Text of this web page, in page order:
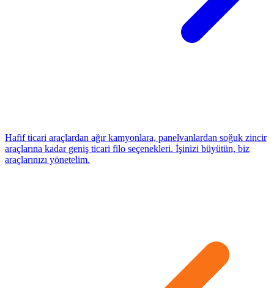
Hafif ticari araçlardan ağır kamyonlara, panelvanlardan soğuk zincir
araçlarına kadar geniş ticari filo seçenekleri. İşinizi büyütün, biz
araçlarınızı yönetelim.